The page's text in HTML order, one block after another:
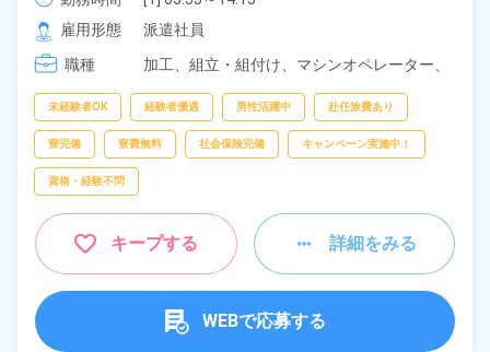
[2] 13:55～22:15
[3] 21:55～06:15
[4] 08:20～16:45
雇用形態
派遣社員
職種
加工、 組立・組付け、 マシンオペレーター、
掛け
未経験者OK 経験者優遇 男性活躍中 赴任旅費あり
寮完備 寮費無料 社会保険完備 キャンペーン実施中！
資格・経験不問
キープする 詳細をみる
WEBで応募する